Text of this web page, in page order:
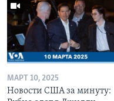
МАРТ 10, 2025
Новости США за минуту: